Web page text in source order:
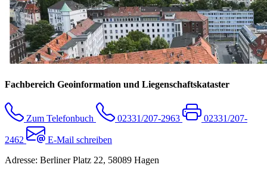
Fachbereich Geoinformation und Liegenschaftskataster
Zum Telefonbuch 02331/207-2963 02331/207-
2462
E-Mail schreiben
Adresse: Berliner Platz 22, 58089 Hagen